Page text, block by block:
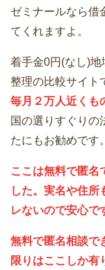
ゼミナールなら借
てくれますよ。
着手金0円(なし)
整理の比較サイト
毎月２万人近くも
国の選りすぐりの
たにもお勧めです。
ここは無料で匿名
した。実名や住所
レないので安心で
無料で匿名相談で
限りはここしか有